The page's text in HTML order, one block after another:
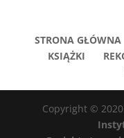
STRONA GŁÓWNA
KSIĄŻKI
Copyright ©